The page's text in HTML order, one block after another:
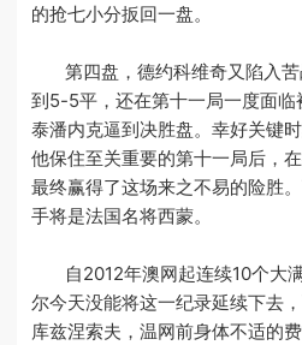
的抢七小分扳回一盘。
第四盘，德约科维奇又陷入苦
到5-5平，还在第十一局一度面
泰潘内克逼到决胜盘。幸好关键
他保住至关重要的第十一局后，
最终赢得了这场来之不易的险胜
手将是法国名将西蒙。
自2012年澳网起连续10个大
尔今天没能将这一纪录延续下去
库兹涅索夫，温网前身体不适的